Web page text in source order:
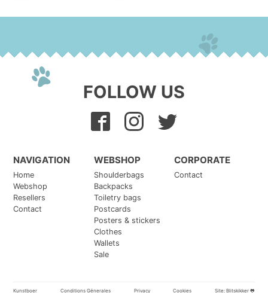
FOLLOW US
NAVIGATION
Home
Webshop
Resellers
Contact
WEBSHOP
Shoulderbags
Backpacks
Toiletry bags
Postcards
Posters & stickers
Clothes
Wallets
Sale
CORPORATE
Contact
Kunstboer Conditions Génerales Privacy Cookies Site: Blitskikker 🐸